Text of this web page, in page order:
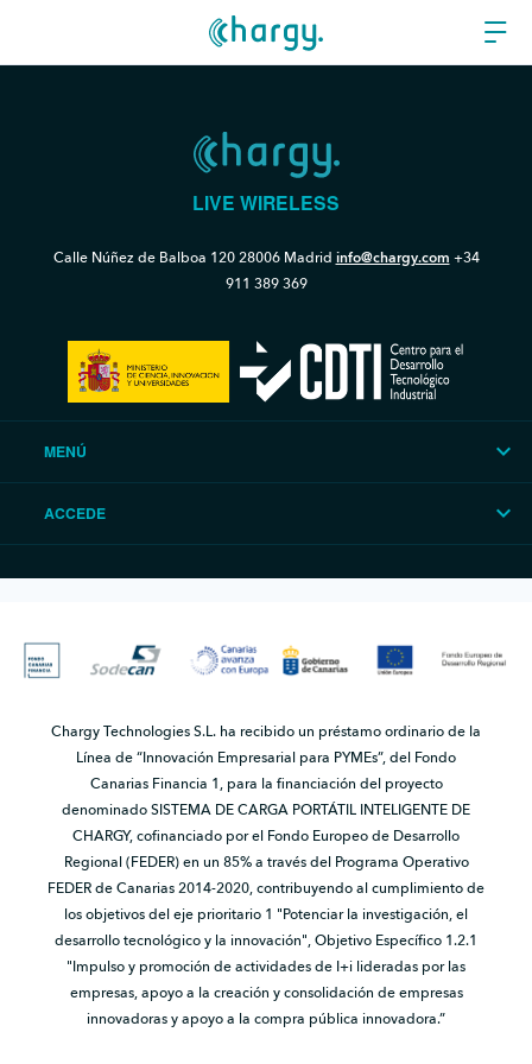
LIVE WIRELESS
Calle Núñez de Balboa 12028006 Madrid info@chargy.com +34
911 389 369
MENÚ
ACCEDE
Chargy Technologies S.L. ha recibido un préstamo ordinario de la
Línea de “Innovación Empresarial para PYMEs”, del Fondo
Canarias Financia 1, para la financiación del proyecto
denominado SISTEMA DE CARGA PORTÁTIL INTELIGENTE DE
CHARGY, cofinanciado por el Fondo Europeo de Desarrollo
Regional (FEDER) en un 85% a través del Programa Operativo
FEDER de Canarias 2014-2020, contribuyendo al cumplimiento de
los objetivos del eje prioritario 1 "Potenciar la investigación, el
desarrollo tecnológico y la innovación", Objetivo Específico 1.2.1
"Impulso y promoción de actividades de I+i lideradas por las
empresas, apoyo a la creación y consolidación de empresas
innovadoras y apoyo a la compra pública innovadora.”